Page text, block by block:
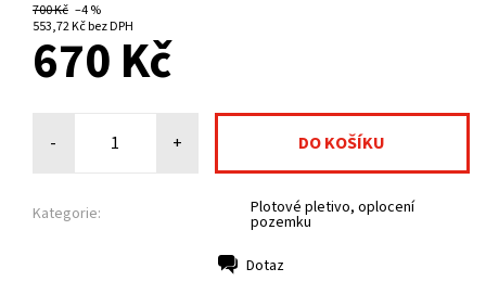
700 Kč –4 %
553,72 Kč bez DPH
670 Kč
- +
Kategorie: Plotové pletivo, oplocení
pozemku
Dotaz